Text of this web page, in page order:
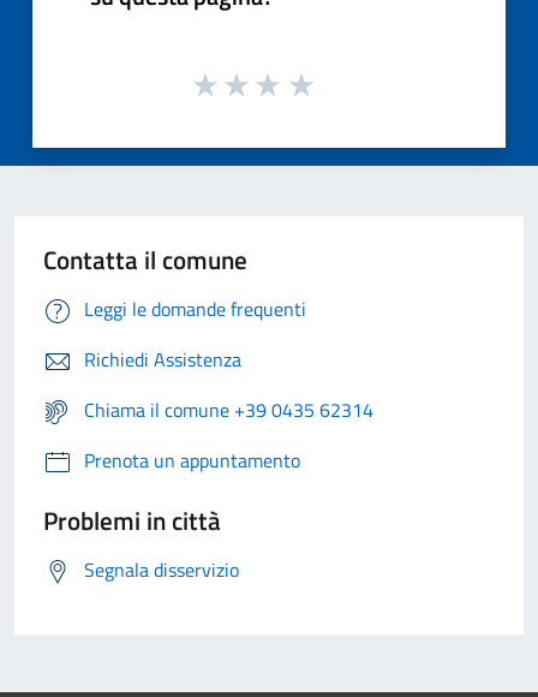
Contatta il comune
Leggi le domande frequenti
Richiedi Assistenza
Chiama il comune +39 0435 62314
Prenota un appuntamento
Problemi in città
Segnala disservizio